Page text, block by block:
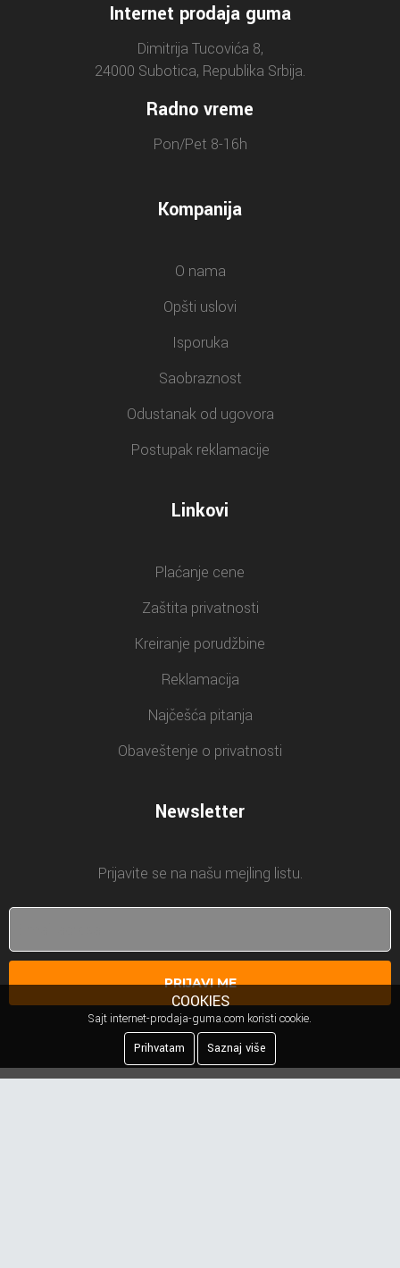
Internet prodaja guma
Dimitrija Tucovića 8,
24000 Subotica, Republika Srbija.
Radno vreme
Pon/Pet 8-16h
Kompanija
O nama
Opšti uslovi
Isporuka
Saobraznost
Odustanak od ugovora
Postupak reklamacije
Linkovi
Plaćanje cene
Zaštita privatnosti
Kreiranje porudžbine
Reklamacija
Najčešća pitanja
Obaveštenje o privatnosti
Newsletter
Prijavite se na našu mejling listu.
PRIJAVI ME
COOKIES
Sajt internet-prodaja-guma.com koristi cookie.
Prihvatam
Saznaj više